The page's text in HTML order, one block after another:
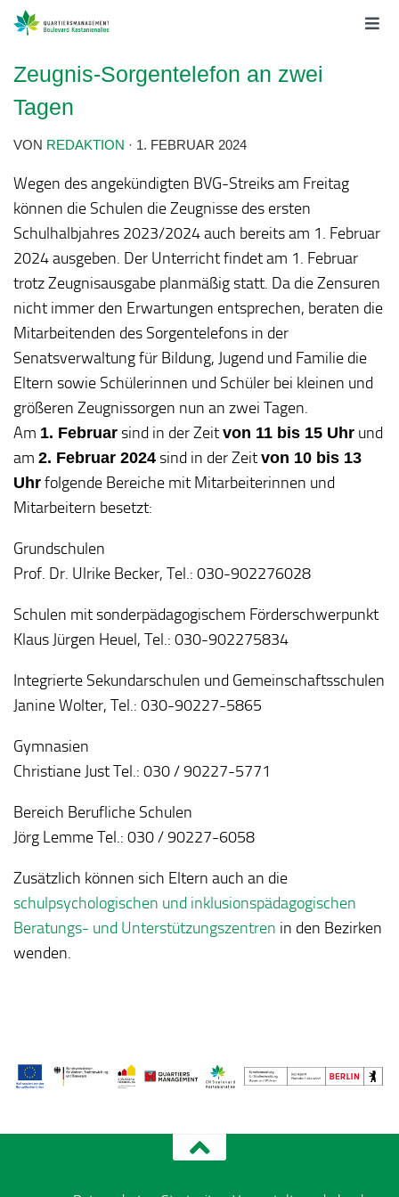
Zeugnis-Sorgentelefon an zwei
Tagen
VON REDAKTION · 1. FEBRUAR 2024
Wegen des angekündigten BVG-Streiks am Freitag
können die Schulen die Zeugnisse des ersten
Schulhalbjahres 2023/2024 auch bereits am 1. Februar
2024 ausgeben. Der Unterricht findet am 1. Februar
trotz Zeugnisausgabe planmäßig statt. Da die Zensuren
nicht immer den Erwartungen entsprechen, beraten die
Mitarbeitenden des Sorgentelefons in der
Senatsverwaltung für Bildung, Jugend und Familie die
Eltern sowie Schülerinnen und Schüler bei kleinen und
größeren Zeugnissorgen nun an zwei Tagen.
Am 1. Februar sind in der Zeit von 11 bis 15 Uhr und
am 2. Februar 2024 sind in der Zeit von 10 bis 13
Uhr folgende Bereiche mit Mitarbeiterinnen und
Mitarbeitern besetzt:
Grundschulen
Prof. Dr. Ulrike Becker, Tel.: 030-902276028
Schulen mit sonderpädagogischem Förderschwerpunkt
Klaus Jürgen Heuel, Tel.: 030-902275834
Integrierte Sekundarschulen und Gemeinschaftsschulen
Janine Wolter, Tel.: 030-90227-5865
Gymnasien
Christiane Just Tel.: 030 / 90227-5771
Bereich Berufliche Schulen
Jörg Lemme Tel.: 030 / 90227-6058
Zusätzlich können sich Eltern auch an die
schulpsychologischen und inklusionspädagogischen
Beratungs- und Unterstützungszentren in den Bezirken
wenden.